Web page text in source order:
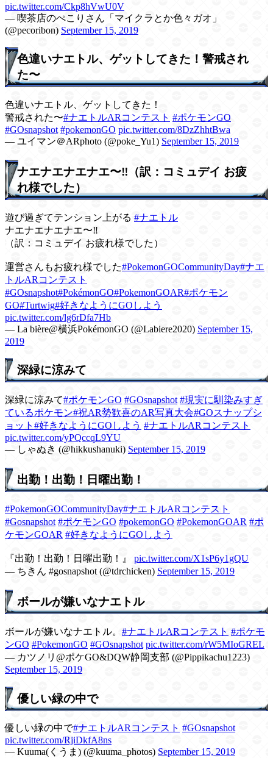
pic.twitter.com/Ckp8hVwU0V
— 喫茶店のぺこりさん「マイクラとか色々ガオ」
(@pecoribon) September 15, 2019
色違いナエトル、ゲットしてきた！警戒され
た〜
色違いナエトル、ゲットしてきた！
警戒された〜#ナエトルARコンテスト #ポケモンGO
#GOsnapshot #pokemonGO pic.twitter.com/8DzZhhtBwa
— ユイマン＠ARphoto (@poke_Yu1) September 15, 2019
ナエナエナエナエ〜‼️（訳：コミュデイ お疲
れ様でした）
遊び過ぎてテンション上がる #ナエトル
ナエナエナエナエ〜‼️
（訳：コミュデイ お疲れ様でした）
運営さんもお疲れ様でした#PokemonGOCommunityDay#ナエ
トルARコンテスト
#GOsnapshot#PokémonGO#PokemonGOAR#ポケモン
GO#Turtwig#好きなようにGOしよう
pic.twitter.com/lg6rDfa7Hb
— La bière@横浜PokémonGO (@Labiere2020) September 15,
2019
深緑に涼みて
深緑に涼みて#ポケモンGO #GOsnapshot #現実に馴染みすぎ
ているポケモン#祝AR勢歓喜のAR写真大会#GOスナップシ
ョット #好きなようにGOしよう #ナエトルARコンテスト
pic.twitter.com/yPQccqL9YU
— しゃぬき (@hikkushanuki) September 15, 2019
出勤！出勤！日曜出勤！
#PokemonGOCommunityDay#ナエトルARコンテスト
#Gosnapshot #ポケモンGO #pokemonGO #PokemonGOAR #ポ
ケモンGOAR #好きなようにGOしよう
『出勤！出勤！日曜出勤！』 pic.twitter.com/X1sP6y1gQU
— ちきん #gosnapshot (@tdrchicken) September 15, 2019
ボールが嫌いなナエトル
ボールが嫌いなナエトル。 #ナエトルARコンテスト #ポケモ
ンGO #PokemonGO #GOsnapshot pic.twitter.com/rW5MIoGREL
— カツノリ@ポケGO&DQW静岡支部 (@Pippikachu1223)
September 15, 2019
優しい緑の中で
優しい緑の中で#ナエトルARコンテスト #GOsnapshot
pic.twitter.com/RjiDkfA8ns
— Kuuma(くうま) (@kuuma_photos) September 15, 2019